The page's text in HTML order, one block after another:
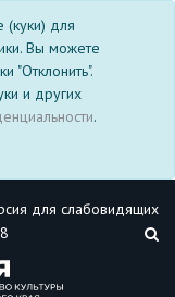
(куки) для
Вы можете
"Отклонить".
и других
.
для слабовидящих